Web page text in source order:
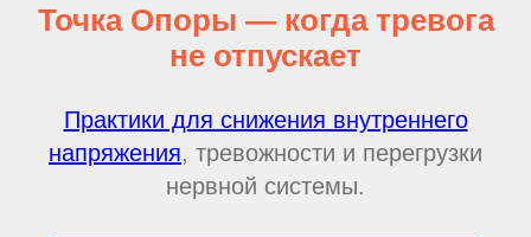
Точка Опоры — когда тревога
не отпускает
Практики для снижения внутреннего
напряжения, тревожности и перегрузки
нервной системы.